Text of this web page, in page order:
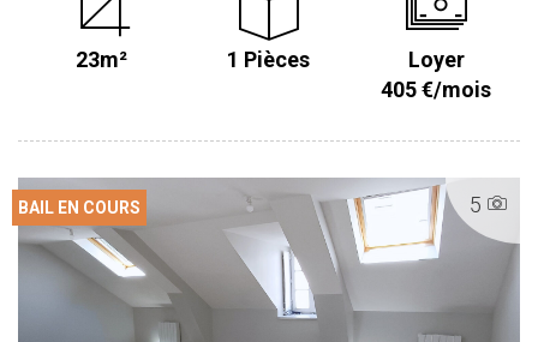
nuit, une salle d'eau avec WC. Disponible le 3 Août 2026 Loyer de
405.00 € dont 20.00 € de provision pour charges. Honoraires
locataire : 248,93€ dont 67.89 € d'honoraires pour la réalisation de
www.georisques.gouv.fr
23m² 1 Pièces
Loyer
405 €/mois
5
BAIL EN COURS